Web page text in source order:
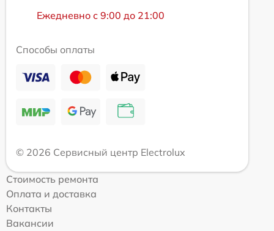
Ежедневно с 9:00 до 21:00
Способы оплаты
© 2026 Сервисный центр Electrolux
Стоимость ремонта
Оплата и доставка
Контакты
Вакансии